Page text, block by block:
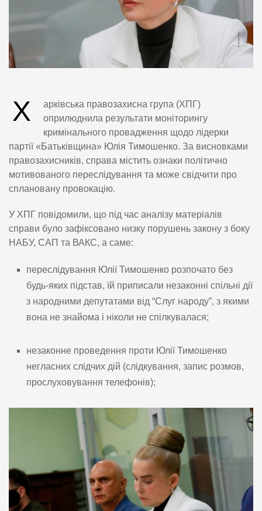
Х
арківська правозахисна група (ХПГ)
оприлюднила результати моніторингу
кримінального провадження щодо лідерки
партії «Батьківщина» Юлія Тимошенко. За висновками
правозахисників, справа містить ознаки політично
мотивованого переслідування та може свідчити про
сплановану провокацію.
У ХПГ повідомили, що під час аналізу матеріалів
справи було зафіксовано низку порушень закону з боку
НАБУ, САП та ВАКС, а саме:
переслідування Юлії Тимошенко розпочато без
будь-яких підстав, їй приписали незаконні спільні дії
з народними депутатами від “Слуг народу”, з якими
вона не знайома і ніколи не спілкувалася;
незаконне проведення проти Юлії Тимошенко
негласних слідчих дій (слідкування, запис розмов,
прослуховування телефонів);